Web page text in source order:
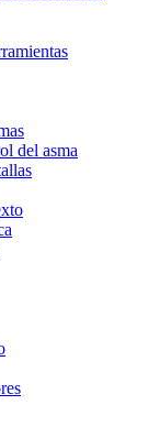
del asma